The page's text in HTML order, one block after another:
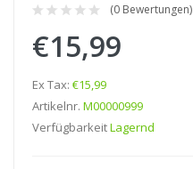
(0 Bewertungen)
€15,99
Ex Tax: €15,99
Artikelnr. M00000999
VerfügbarkeitLagernd